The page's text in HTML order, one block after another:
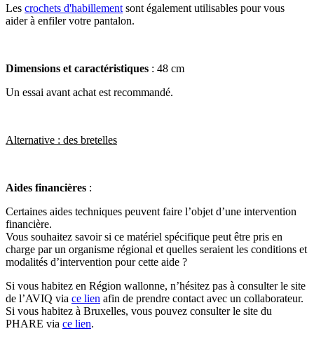
Les crochets d'habillement sont également utilisables pour vous
aider à enfiler votre pantalon.
Dimensions et caractéristiques : 48 cm
Un essai avant achat est recommandé.
Alternative : des bretelles
Aides financières :
Certaines aides techniques peuvent faire l’objet d’une intervention
financière.
Vous souhaitez savoir si ce matériel spécifique peut être pris en
charge par un organisme régional et quelles seraient les conditions et
modalités d’intervention pour cette aide ?
Si vous habitez en Région wallonne, n’hésitez pas à consulter le site
de l’AVIQ via ce lien afin de prendre contact avec un collaborateur.
Si vous habitez à Bruxelles, vous pouvez consulter le site du
PHARE via ce lien.